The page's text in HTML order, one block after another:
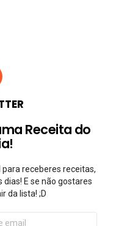
Receita do
receberes receitas,
E se não gostares
da lista! ;D